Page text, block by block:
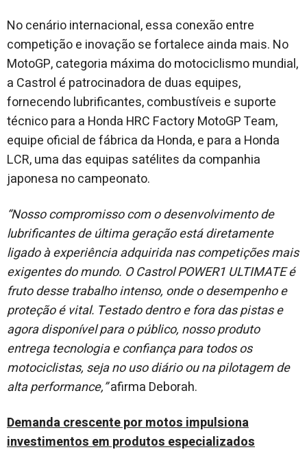
No cenário internacional, essa conexão entre
competição e inovação se fortalece ainda mais. No
MotoGP, categoria máxima do motociclismo mundial,
a Castrol é patrocinadora de duas equipes,
fornecendo lubrificantes, combustíveis e suporte
técnico para a Honda HRC Factory MotoGP Team,
equipe oficial de fábrica da Honda, e para a Honda
LCR, uma das equipas satélites da companhia
japonesa no campeonato.
“Nosso compromisso com o desenvolvimento de
lubrificantes de última geração está diretamente
ligado à experiência adquirida nas competições mais
exigentes do mundo. O Castrol POWER1 ULTIMATE é
fruto desse trabalho intenso, onde o desempenho e
proteção é vital. Testado dentro e fora das pistas e
agora disponível para o público, nosso produto
entrega tecnologia e confiança para todos os
motociclistas, seja no uso diário ou na pilotagem de
alta performance,”afirma Deborah.
Demanda crescente por motos impulsiona
investimentos em produtos especializados